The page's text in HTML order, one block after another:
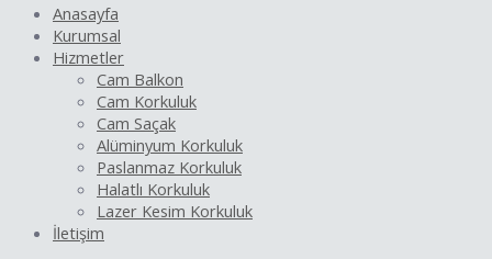
Anasayfa
Kurumsal
Hizmetler
Cam Balkon
Cam Korkuluk
Cam Saçak
Alüminyum Korkuluk
Paslanmaz Korkuluk
Halatlı Korkuluk
Lazer Kesim Korkuluk
İletişim